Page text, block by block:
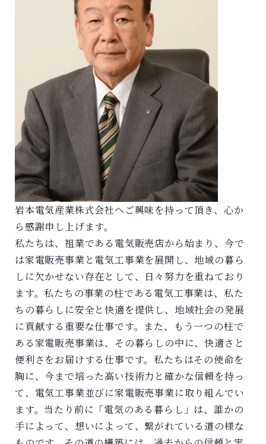
岩本電気産業株式会社へご興味を持って頂き、心か
ら感謝申し上げます。
私たちは、祖業である電気販売店から始まり、今で
は家電販売事業と電気工事業を展開し、地域の暮ら
しに欠かせない存在として、日々努力を重ねており
ます。私たちの事業の柱である電気工事業は、私た
ちの暮らしに安全と快適を提供し、地域社会の発展
に貢献する重要な仕事です。また、もう一つの柱で
ある家電販売事業は、その暮らしの中に、快適さと
便利さをお届けする仕事です。私たちはその使命を
胸に、今まで培った高い技術力と確かな信頼を持っ
て、電気工事業並びに家電販売事業に取り組んでい
ます。当たり前に「電気のある暮らし」は、誰かの
手によって、想いによって、繋がれている道の様な